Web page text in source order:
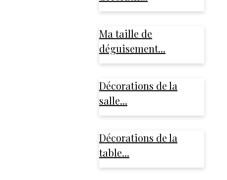
Ma taille de
déguisement...
Décorations de la
salle...
Décorations de la
table...